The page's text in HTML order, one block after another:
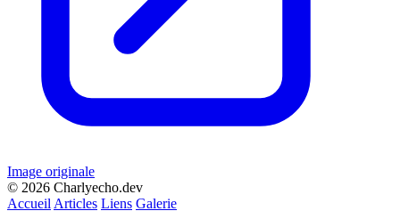
Image originale
© 2026 Charlyecho.dev
Accueil Articles Liens Galerie